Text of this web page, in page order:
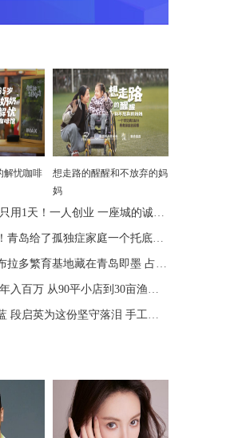
解忧咖啡
想走路的醒醒和不放弃的妈
妈
从想法到落地 只用1天！一人创业 一座城的诚意 青岛让“一人公司”跑出加速度
一年少花30万！青岛给了孤独症家庭一个托底的答案
中国最大的拉布拉多繁育基地藏在青岛即墨 占地75亩年入七位数
一条鱼卖20万 年入百万 从90平小店到30亩渔场 青岛“锦鲤大王”带动乡邻增收
四代人守一缸蓝 段启英为这份坚守落泪 手工的温度机器给不了